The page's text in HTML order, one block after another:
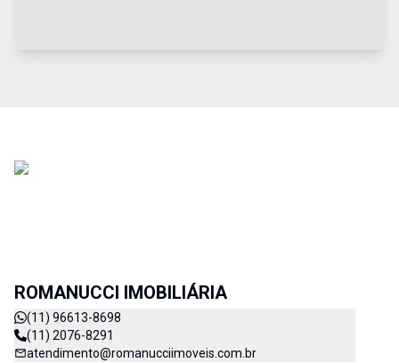
ROMANUCCI IMOBILIÁRIA
(11) 96613-8698
(11) 2076-8291
atendimento@romanucciimoveis.com.br